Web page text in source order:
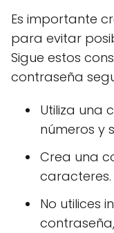
Es importante
para evitar
Sigue estos
contraseña
Utiliza una
números y
Crea una
caracteres.
No utilices